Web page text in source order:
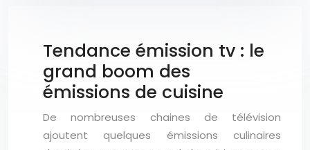
Tendance émission tv : le
grand boom des
émissions de cuisine
De nombreuses chaines de télévision
ajoutent quelques émissions culinaires